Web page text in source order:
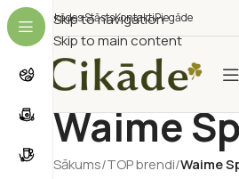
Skip to navigation
Skip to main content
Cikādes StāstsKontaktiPiegāde
Waime
Sākums/TOP brendi/Waime